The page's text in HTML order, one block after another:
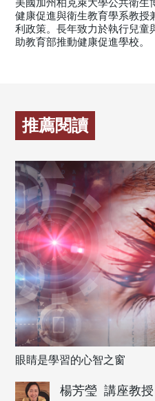
美國加州柏克萊大學公共衛生
健康促進與衛生教育學系教授
利政策。長年致力於執行兒童
助教育部推動健康促進學校。
推薦閱讀
眼睛是學習的心智之窗
楊芳瑩 講座教授